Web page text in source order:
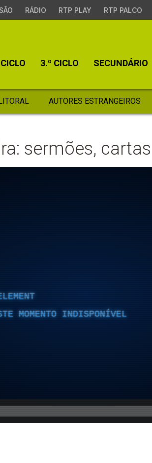
RÁDIO RTP PLAY RTP PALCO
3.º CICLO SECUNDÁRIO
AUTORES ESTRANGEIROS
sermões,
MOMENTO INDISPONÍVEL